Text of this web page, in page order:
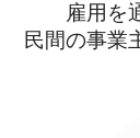
雇用を通
民間の事